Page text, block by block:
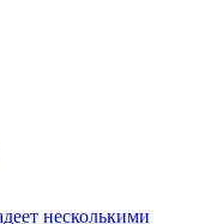
несколькими